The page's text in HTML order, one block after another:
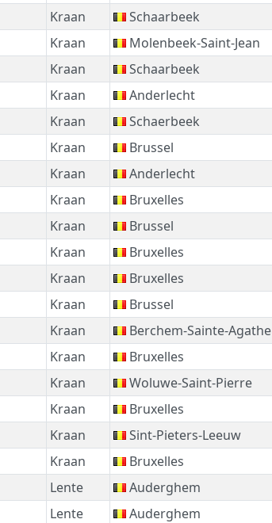
Kraan Schaarbeek
Kraan Molenbeek-Saint-Jean
Kraan Schaarbeek
Kraan Anderlecht
Kraan Schaerbeek
Kraan Brussel
Kraan Anderlecht
Kraan Bruxelles
Kraan Brussel
Kraan Bruxelles
Kraan Bruxelles
Kraan Brussel
Kraan Berchem-Sainte-Agathe
Kraan Bruxelles
Kraan Woluwe-Saint-Pierre
Kraan Bruxelles
Kraan Sint-Pieters-Leeuw
Kraan Bruxelles
Lente Auderghem
Lente Auderghem